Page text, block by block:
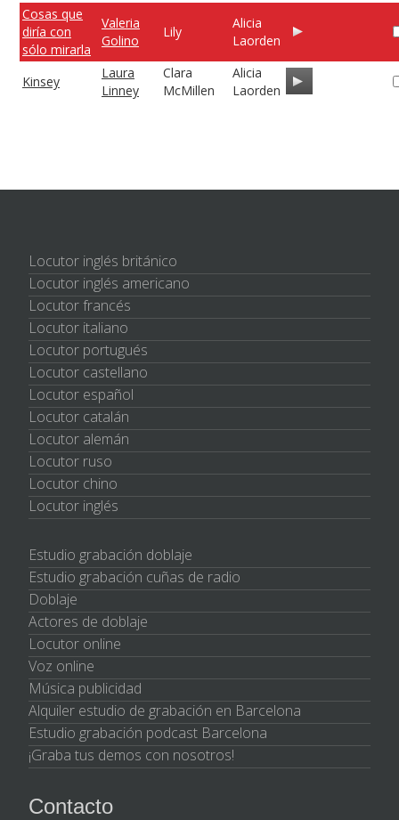
Cosas que
diría con
sólo mirarla
Valeria
Golino
Lily
Alicia
Laorden
Kinsey
Laura
Linney
Clara
McMillen
Alicia
Laorden
Locutor inglés británico
Locutor inglés americano
Locutor francés
Locutor italiano
Locutor portugués
Locutor castellano
Locutor español
Locutor catalán
Locutor alemán
Locutor ruso
Locutor chino
Locutor inglés
Estudio grabación doblaje
Estudio grabación cuñas de radio
Doblaje
Actores de doblaje
Locutor online
Voz online
Música publicidad
Alquiler estudio de grabación en Barcelona
Estudio grabación podcast Barcelona
¡Graba tus demos con nosotros!
Contacto